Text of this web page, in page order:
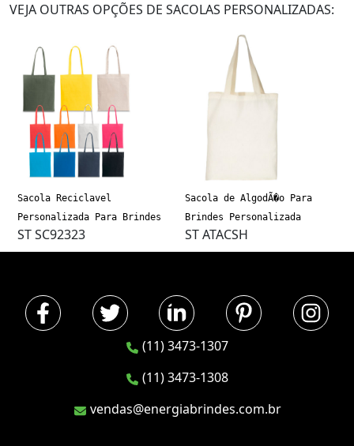
VEJA OUTRAS OPÇÕES DE SACOLAS PERSONALIZADAS:
Sacola Reciclavel
Personalizada Para Brindes
ST SC92323
Sacola de AlgodÃ�o Para
Brindes Personalizada
ST ATACSH
(11) 3473-1307
(11) 3473-1308
vendas@energiabrindes.com.br